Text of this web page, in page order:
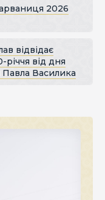
2026
відвідає
від дня
Василика